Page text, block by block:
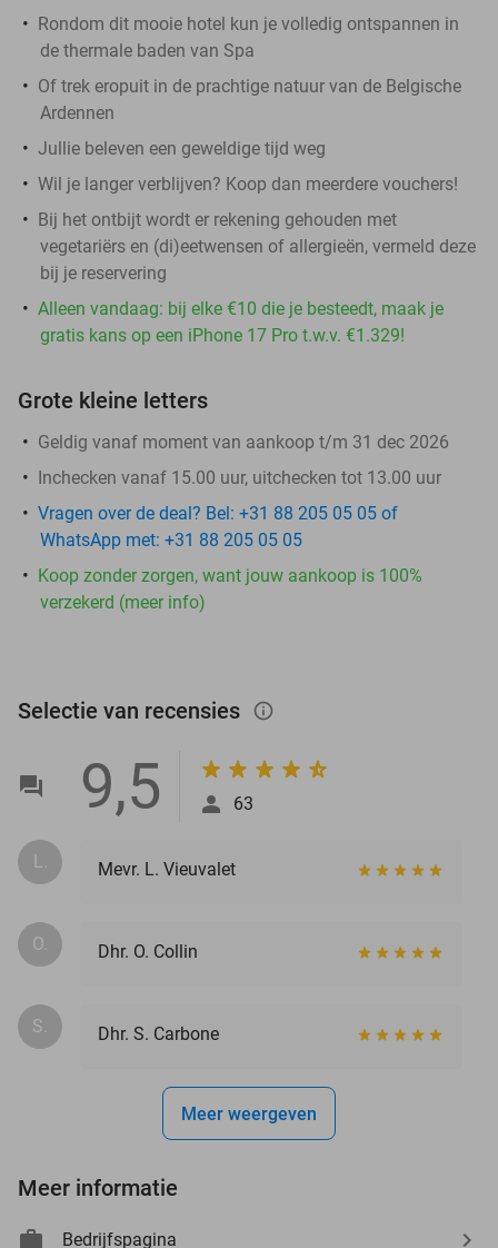
Rondom dit mooie hotel kun je volledig ontspannen in
de thermale baden van Spa
Of trek eropuit in de prachtige natuur van de Belgische
Ardennen
Jullie beleven een geweldige tijd weg
Wil je langer verblijven? Koop dan meerdere vouchers!
Bij het ontbijt wordt er rekening gehouden met
vegetariërs en (di)eetwensen of allergieën, vermeld deze
bij je reservering
Alleen vandaag: bij elke €10 die je besteedt, maak je
gratis kans op een iPhone 17 Pro t.w.v. €1.329!
Grote kleine letters
Geldig vanaf moment van aankoop t/m 31 dec 2026
Inchecken vanaf 15.00 uur, uitchecken tot 13.00 uur
Vragen over de deal? Bel: +31 88 205 05 05 of
WhatsApp met: +31 88 205 05 05
Koop zonder zorgen, want jouw aankoop is 100%
verzekerd (meer info)
Selectie van recensies info_outlined
9,5 63
L. Mevr. L. Vieuvalet
O. Dhr. O. Collin
S. Dhr. S. Carbone
Meer weergeven
Meer informatie
Bedrijfspagina